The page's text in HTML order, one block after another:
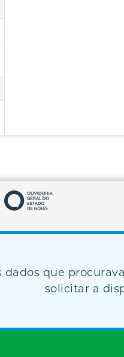
dados que
solicitar a